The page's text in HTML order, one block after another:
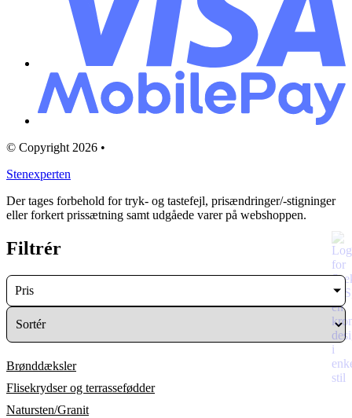
© Copyright 2026 •
Stenexperten
Der tages forbehold for tryk- og tastefejl, prisændringer/-stigninger
eller forkert prissætning samt udgåede varer på webshoppen.
Filtrér
Pris
Brønddæksler
Flisekrydser og terrassefødder
Natursten/Granit